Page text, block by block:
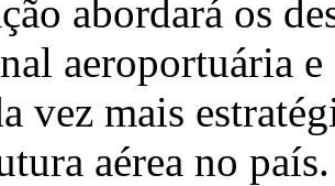
abordará os
aeroportuária
vez mais
aérea no país.